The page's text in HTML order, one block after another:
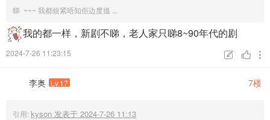
睇 ~~~ 我都烦紧唔知佢边度搵 ...
我的都一样，新剧不睇，老人家只睇8~90年代的剧
2024-7-26 11:23:15  

李奥 Lv.17 7楼
引用: kyson 发表于 2024-7-26 11:13